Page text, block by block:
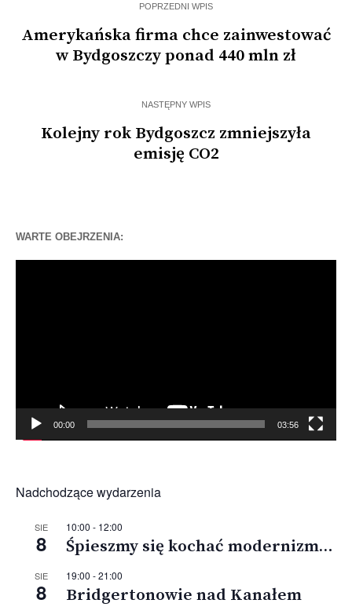
POPRZEDNI WPIS
Amerykańska firma chce zainwestować
w Bydgoszczy ponad 440 mln zł
NASTĘPNY WPIS
Kolejny rok Bydgoszcz zmniejszyła
emisję CO2
WARTE OBEJRZENIA:
00:00 03:56
Nadchodzące wydarzenia
SIE
8
10:00 - 12:00
Śpieszmy się kochać modernizm…
SIE
8
19:00 -21:00
Bridgertonowie nad Kanałem